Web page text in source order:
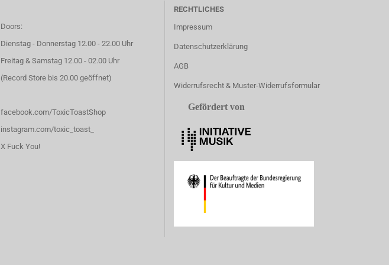
Doors:
Dienstag - Donnerstag 12.00 - 22.00 Uhr
Freitag & Samstag 12.00 - 02.00 Uhr
(Record Store bis 20.00 geöffnet)
facebook.com/ToxicToastShop
instagram.com/toxic_toast_
X Fuck You!
RECHTLICHES
Impressum
Datenschutzerklärung
AGB
Widerrufsrecht & Muster-Widerrufsformular
Gefördert von